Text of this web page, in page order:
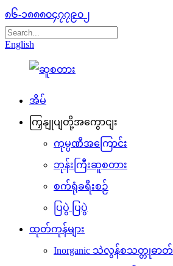
၈၆-၁၈၈၈၀၄၇၇၉၀၂
English
အိမ်
ကြှနျုပျတို့အကွောငျး
ကုမ္ပဏီအကြောင်း
ဘုန်းကြီးဆူစတား
စက်ရုံခရီးစဉ်
ပြပွဲ ပြပွဲ
ထုတ်ကုန်များ
Inorganic သဲလွန်စသတ္တုဓာတ်